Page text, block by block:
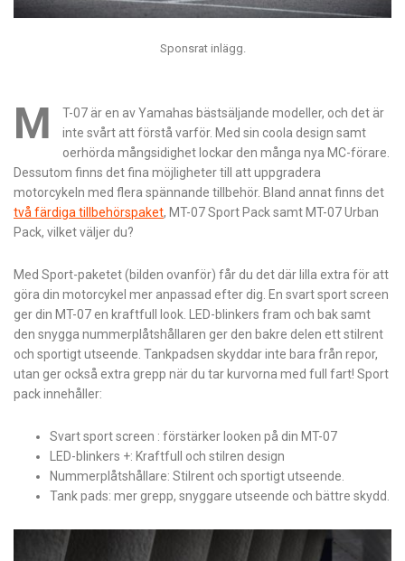
Sponsrat inlägg.
M
T-07 är en av Yamahas bästsäljande modeller, och det är
inte svårt att förstå varför. Med sin coola design samt
oerhörda mångsidighet lockar den många nya MC-förare.
Dessutom finns det fina möjligheter till att uppgradera
motorcykeln med flera spännande tillbehör. Bland annat finns det
två färdiga tillbehörspaket, MT-07 Sport Pack samt MT-07 Urban
Pack, vilket väljer du?
Med Sport-paketet (bilden ovanför) får du det där lilla extra för att
göra din motorcykel mer anpassad efter dig. En svart sport screen
ger din MT-07 en kraftfull look. LED-blinkers fram och bak samt
den snygga nummerplåtshållaren ger den bakre delen ett stilrent
och sportigt utseende. Tankpadsen skyddar inte bara från repor,
utan ger också extra grepp när du tar kurvorna med full fart! Sport
pack innehåller:
Svart sport screen : förstärker looken på din MT-07
LED-blinkers +: Kraftfull och stilren design
Nummerplåtshållare: Stilrent och sportigt utseende.
Tank pads: mer grepp, snyggare utseende och bättre skydd.